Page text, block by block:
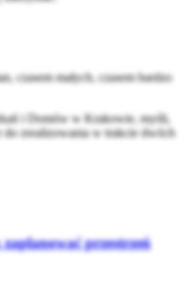
czasem małych, czasem bardzo
i Domów w Krakowie, myśli,
zrealizowania w trakcie dwóch
przestrzeń